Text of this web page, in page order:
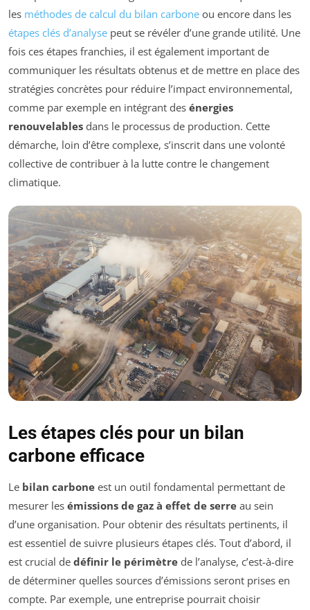
les méthodes de calcul du bilan carbone ou encore dans les
étapes clés d’analyse peut se révéler d’une grande utilité. Une
fois ces étapes franchies, il est également important de
communiquer les résultats obtenus et de mettre en place des
stratégies concrètes pour réduire l’impact environnemental,
comme par exemple en intégrant des énergies
renouvelables dans le processus de production. Cette
démarche, loin d’être complexe, s’inscrit dans une volonté
collective de contribuer à la lutte contre le changement
climatique.
Les étapes clés pour un bilan
carbone efficace
Le bilan carbone est un outil fondamental permettant de
mesurer les émissions de gaz à effet de serre au sein
d’une organisation. Pour obtenir des résultats pertinents, il
est essentiel de suivre plusieurs étapes clés. Tout d’abord, il
est crucial de définir le périmètre de l’analyse, c’est-à-dire
de déterminer quelles sources d’émissions seront prises en
compte. Par exemple, une entreprise pourrait choisir